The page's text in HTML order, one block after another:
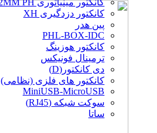
کانکتور دزدگیری XH
پین هدر
PHL-BOX-IDC
کانکتور هوزینگ
ترمینال فونیکس
دی کانکتور(D)
کانکتور های فلزی (نظامی)
MiniUSB-MicroUSB
سوکت شبکه (RJ45)
ساتا